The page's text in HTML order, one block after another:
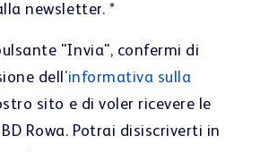
newsletter. *
"Invia", confermi di
dell 'informativa sulla
sito e di voler ricevere le
Rowa. Potrai disiscriverti in